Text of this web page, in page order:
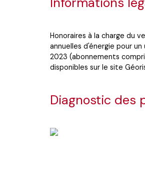
Honoraires à la charge du
annuelles d'énergie pour
2023 (abonnements
disponibles sur le site
Diagnostic des